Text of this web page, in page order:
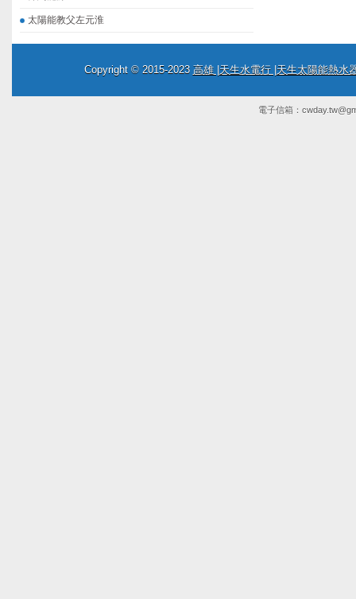
太陽能教父左元淮
Copyright © 2015-2023 高雄 |天生水電行 |天生太陽能熱水
電子信箱：